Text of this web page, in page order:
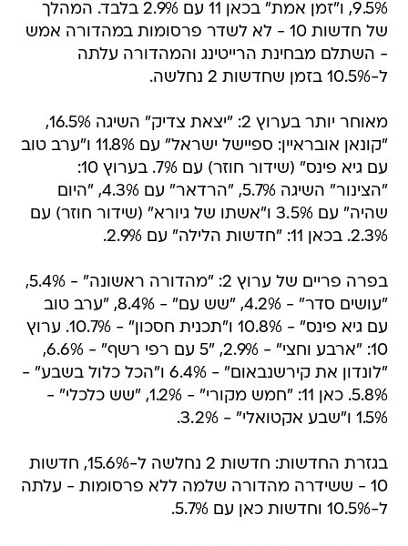
9.5%, ו"זמן אמת" בכאן 11 עם 2.9% בלבד. המהלך
של חדשות 10 - לא לשדר פרסומות במהדורה אמש
- השתלם מבחינת הרייטינג והמהדורה עלתה
ל-10.5% בזמן שחדשות 2 נחלשה.
מאוחר יותר בערוץ 2: "יצאת צדיק" השיגה 16.5%,
"קונאן אובראיין: ספיישל ישראל" עם 11.8% ו"ערב טוב
עם גיא פינס" (שידור חוזר) עם 7%. בערוץ 10:
"הצינור" השיגה 5.7%, "הרדאר" עם 4.3%, "היום
שהיה" עם 3.5% ו"אשתו של גיורא" (שידור חוזר) עם
2.3%. בכאן 11: "חדשות הלילה" עם 2.9%.
בפרה פריים של ערוץ 2: "מהדורה ראשונה" - 5.4%,
"עושים סדר" - 4.2%, "שש עם" - 8.4%, "ערב טוב
עם גיא פינס" - 10.8% ו"תכנית חסכון" - 10.7%. ערוץ
10: "ארבע וחצי" - 2.9%, "5 עם רפי רשף" - 6.6%,
"לונדון את קירשנבאום" - 6.4% ו"הכל כלול בשבע" -
5.8%. כאן 11: "חמש מקורי" - 1.2%, "שש כלכלי" -
1.5% ו"שבע אקטואלי" - 3.2%.
בגזרת החדשות: חדשות 2 נחלשה ל-15.6%, חדשות
10 - ששידרה מהדורה שלמה ללא פרסומות - עלתה
ל-10.5% וחדשות כאן עם 5.7%.